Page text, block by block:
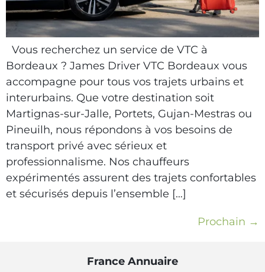
Vous recherchez un service de VTC à
Bordeaux ? James Driver VTC Bordeaux vous
accompagne pour tous vos trajets urbains et
interurbains. Que votre destination soit
Martignas-sur-Jalle, Portets, Gujan-Mestras ou
Pineuilh, nous répondons à vos besoins de
transport privé avec sérieux et
professionnalisme. Nos chauffeurs
expérimentés assurent des trajets confortables
et sécurisés depuis l’ensemble […]
Prochain →
France Annuaire